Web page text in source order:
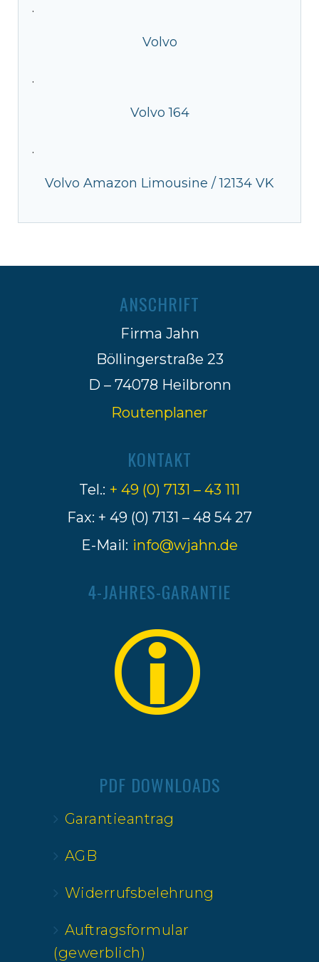
·
Volvo
·
Volvo 164
·
Volvo Amazon Limousine / 12134 VK
ANSCHRIFT
Firma Jahn
Böllingerstraße 23
D – 74078 Heilbronn
Routenplaner
KONTAKT
Tel.: + 49 (0) 7131 – 43 111
Fax: + 49 (0) 7131 – 48 54 27
E-Mail: info@wjahn.de
4-JAHRES-GARANTIE
PDF DOWNLOADS
Garantieantrag
AGB
Widerrufsbelehrung
Auftragsformular
(gewerblich)